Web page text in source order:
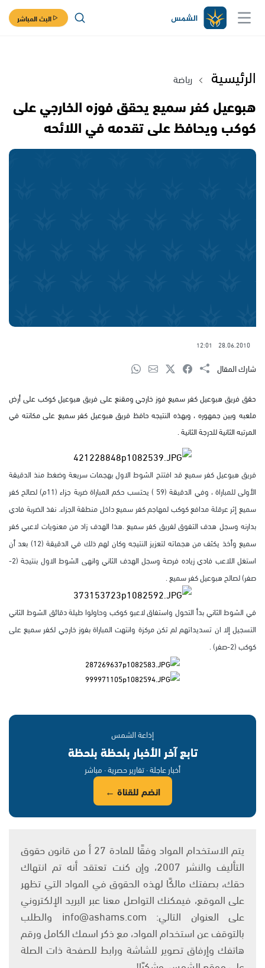
البث المباشر
الرئيسية رياضة
هبوعيل كفر سميع يحقق فوزه الخارجي على
كوكب ويحافظ على تقدمه في اللائحه
28.06.2010
12:01
شارك المقال
حقق فريق هبوعيل كفر سميع فوز خارجي ومقنع على فريق هبوعيل كوكب على أرض
ملعبه وبين جمهوره ، وبهذه النتيجه حافظ فريق هبوعيل كفر سميع على مكانته في
المرتبه الثانية للدرجة الثانية .
فريق هبوعيل كفر سميع قد افتتح الشوط الاول بهجمات سريعة وضغط منذ الدقيقة
الأولى للمباراة ، وفي الدقيقة (59 ) يحتسب حكم المباراة ضربة جزاء (11م) لصالح كفر
سميع إثر عرقلة مدافع كوكب لمهاجم كفر سميع داخل منطقة الجزاء. نفذ الضربة فادي
بدارنه وسجل هدف التفوق لفريق كفر سميع .هذا الهدف زاد من معنويات لاعبي كفر
سميع وأخذ يكثف من هجماته لتعزيز النتيجه وكان لهم ذلك في الدقيقة (12) بعد أن
استغل اللاعب فادي زياده فرصة وسجل الهدف الثاني وانهى الشوط الاول بنتيجة (2-
صفر) لصالح هبوعيل كفر سميع .
في الشوط الثاني بدأ التحول واستفاق لاعبو كوكب وحاولوا طيلة دقائق الشوط الثاني
التسجيل إلا ان تسديداتهم لم تكن مركزة وانتهت المباراة بفوز خارجي لكفر سميع على
كوكب (2-صفر) .
إذاعة الشمس
تابع آخر الأخبار بلحظة بلحظة
أخبار عاجلة · تقارير حصرية · مباشر
انضم للقناة ←
يتم الاستخدام المواد وفقًا للمادة 27 أ من قانون حقوق
التأليف والنشر 2007، وإن كنت تعتقد أنه تم انتهاك
حقك، بصفتك مالكًا لهذه الحقوق في المواد التي تظهر
على الموقع، فيمكنك التواصل معنا عبر البريد الإلكتروني
على العنوان التالي: info@ashams.com والطلب
بالتوقف عن استخدام المواد، مع ذكر اسمك الكامل ورقم
هاتفك وإرفاق تصوير للشاشة ورابط للصفحة ذات الصلة